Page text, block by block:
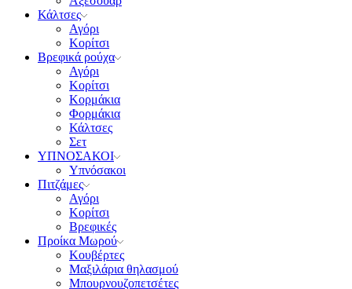
Κάλτσες
Αγόρι
Κορίτσι
Βρεφικά ρούχα
Αγόρι
Κορίτσι
Κορμάκια
Φορμάκια
Κάλτσες
Σετ
ΥΠΝΟΣΑΚΟΙ
Υπνόσακοι
Πιτζάμες
Αγόρι
Κορίτσι
Βρεφικές
Προίκα Μωρού
Κουβέρτες
Μαξιλάρια θηλασμού
Μπουρνουζοπετσέτες